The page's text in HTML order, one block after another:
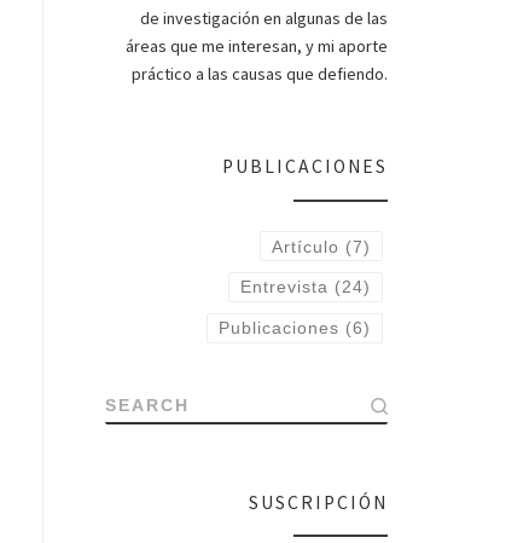
de investigación en algunas de las
áreas que me interesan, y mi aporte
práctico a las causas que defiendo.
PUBLICACIONES
Artículo (7)
Entrevista (24)
Publicaciones (6)
SEARCH
SUSCRIPCIÓN